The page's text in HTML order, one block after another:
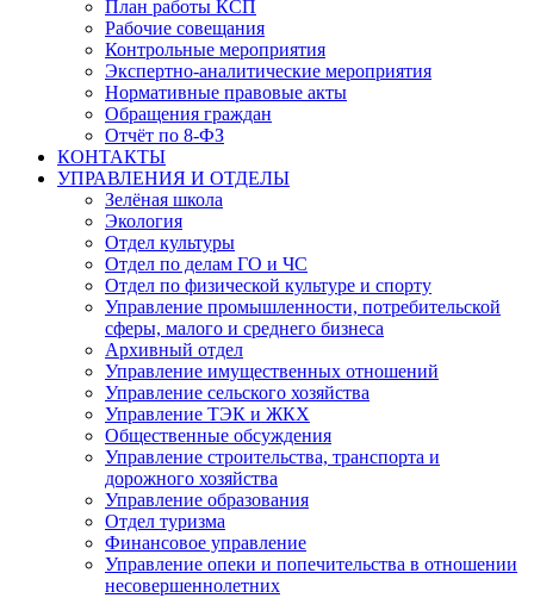
План работы КСП
Рабочие совещания
Контрольные мероприятия
Экспертно-аналитические мероприятия
Нормативные правовые акты
Обращения граждан
Отчёт по 8-ФЗ
КОНТАКТЫ
УПРАВЛЕНИЯ И ОТДЕЛЫ
Зелёная школа
Экология
Отдел культуры
Отдел по делам ГО и ЧС
Отдел по физической культуре и спорту
Управление промышленности, потребительской
сферы, малого и среднего бизнеса
Архивный отдел
Управление имущественных отношений
Управление сельского хозяйства
Управление ТЭК и ЖКХ
Общественные обсуждения
Управление строительства, транспорта и
дорожного хозяйства
Управление образования
Отдел туризма
Финансовое управление
Управление опеки и попечительства в отношении
несовершеннолетних